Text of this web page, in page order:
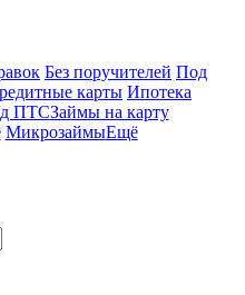
Без поручителей Под
карты Ипотека
ПТСЗаймы на карту
МикрозаймыЕщё